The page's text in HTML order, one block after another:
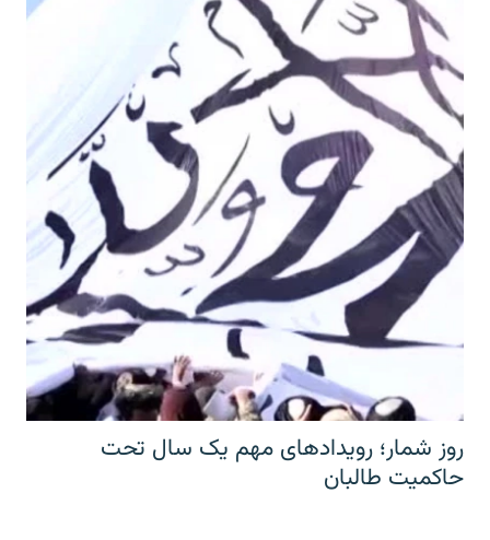
روز شمار؛ رویدادهای مهم یک سال تحت
حاکمیت طالبان